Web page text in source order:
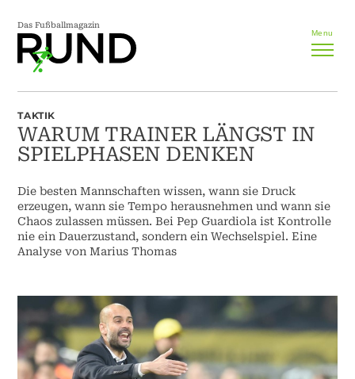
Das Fußballmagazin
Menu
TAKTIK
WARUM TRAINER LÄNGST IN
SPIELPHASEN DENKEN
Die besten Mannschaften wissen, wann sie Druck
erzeugen, wann sie Tempo herausnehmen und wann sie
Chaos zulassen müssen. Bei Pep Guardiola ist Kontrolle
nie ein Dauerzustand, sondern ein Wechselspiel. Eine
Analyse von Marius Thomas